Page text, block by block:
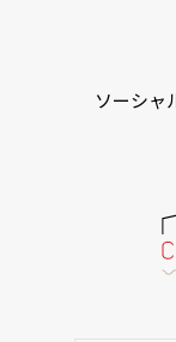
ソーシャ